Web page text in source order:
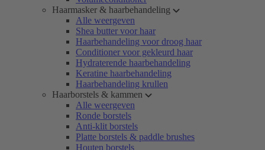
Haarmasker & haarbehandeling
Alle weergeven
Shea butter voor haar
Haarbehandeling voor droog haar
Conditioner voor gekleurd haar
Hydraterende haarbehandeling
Keratine haarbehandeling
Haarbehandeling krullen
Haarborstels & kammen
Alle weergeven
Ronde borstels
Anti-klit borstels
Platte borstels & paddle brushes
Houten borstels